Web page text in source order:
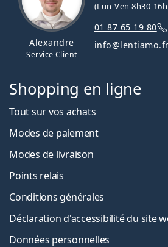
Alexandre
Service Client
(Lun-Ven 8h30-
01 87 65 19 80
info@lentiamo.fr
Shopping en ligne
Tout sur vos achats
Modes de paiement
Modes de livraison
Points relais
Conditions générales
Déclaration d'accessibilité du site
Données personnelles